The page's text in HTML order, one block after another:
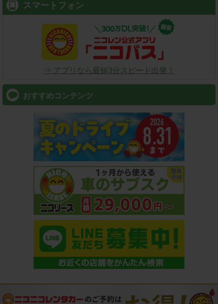
スマートフォン
⇒ アプリなら最短3分スピード出発！
おすすめコンテンツ